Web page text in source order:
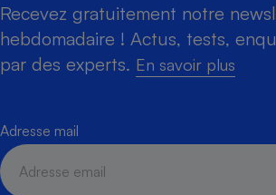
Recevez gratuitement notre
hebdomadaire ! Actus, tests,
par des experts. En savoir plus
Adresse mail